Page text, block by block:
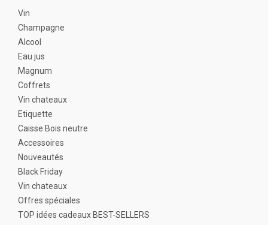
Vin
Champagne
Alcool
Eau jus
Magnum
Coffrets
Vin chateaux
Etiquette
Caisse Bois neutre
Accessoires
Nouveautés
Black Friday
Vin chateaux
Offres spéciales
TOP idées cadeaux BEST-SELLERS